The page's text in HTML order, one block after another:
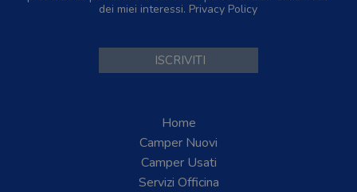
dei miei interessi. Privacy Policy
Home
Camper Nuovi
Camper Usati
Servizi Officina